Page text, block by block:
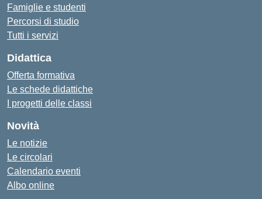
Famiglie e studenti
Percorsi di studio
Tutti i servizi
Didattica
Offerta formativa
Le schede didattiche
I progetti delle classi
Novità
Le notizie
Le circolari
Calendario eventi
Albo online